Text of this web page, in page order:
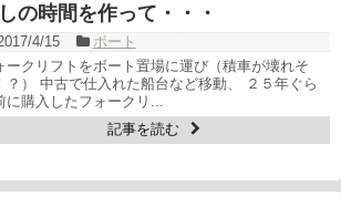
の時間を作って・・・
4/15
ボート
ークリフトをボート置場に運び（積車が壊れそ
？） 中古で仕入れた船台など移動、 ２５年ぐら
に購入したフォークリ...
記事を読む